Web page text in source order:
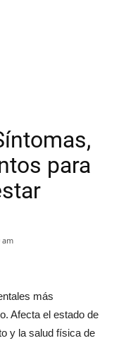
para
am
más
Afecta el estado de
y la salud física de